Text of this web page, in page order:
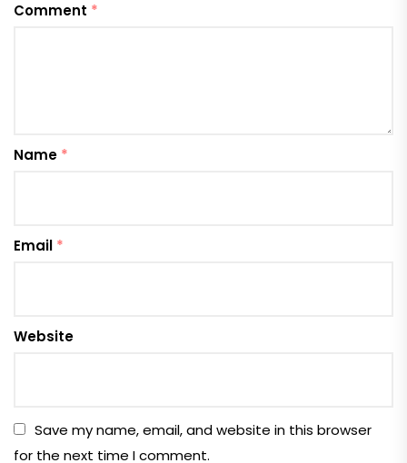
Comment *
Name *
Email *
Website
Save my name, email, and website in this browser
for the next time I comment.